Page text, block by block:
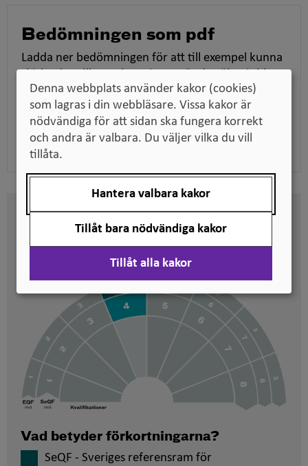
Bedömningen som pdf
Ladda ner bedömningen för att till exempel kunna
tillsammans med dina utbildningsdokument.
Ladda ner pdf
Här kan du se på vilken nivå
Vad betyder förkortningarna?
SeQF - Sveriges referensram för
Denna webbplats använder kakor (cookies)
som lagras i din webbläsare. Vissa kakor är
nödvändiga för att sidan ska fungera korrekt
och andra är valbara. Du väljer vilka du vill
tillåta.
Hantera valbara kakor
Tillåt bara nödvändiga kakor
Tillåt alla kakor